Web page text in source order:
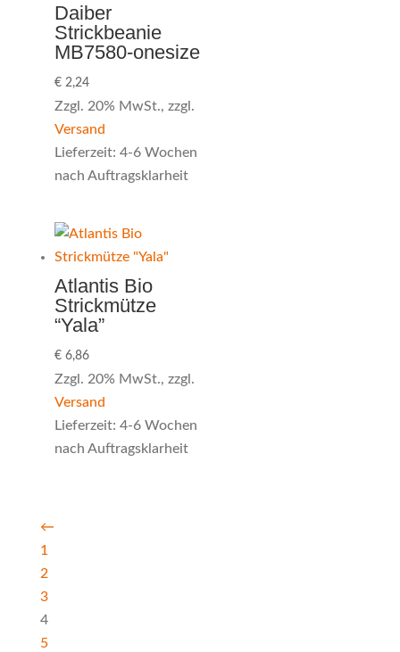
Daiber
Strickbeanie
MB7580-onesize
€2,24
Zzgl. 20% MwSt., zzgl.
Versand
Lieferzeit: 4-6 Wochen
nach Auftragsklarheit
Atlantis Bio
Strickmütze
“Yala”
€6,86
Zzgl. 20% MwSt., zzgl.
Versand
Lieferzeit: 4-6 Wochen
nach Auftragsklarheit
←
1
2
3
4
5